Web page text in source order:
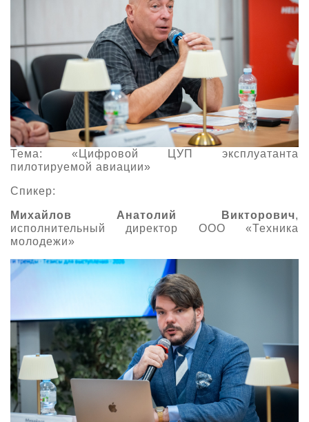
Тема: «Цифровой ЦУП эксплуатанта
пилотируемой авиации»
Спикер:
Михайлов Анатолий Викторович,
исполнительный директор ООО «Техника
молодежи»